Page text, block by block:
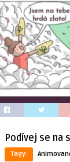
Podívej se na
Tagy: